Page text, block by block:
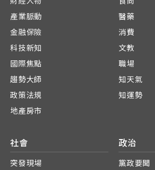
產業脈動
金融保險
科技新知
國際焦點
趨勢大師
政策法規
地產房市
醫藥
消費
文教
職場
知天氣
知運勢
社會
突發現場
政治
黨政要聞